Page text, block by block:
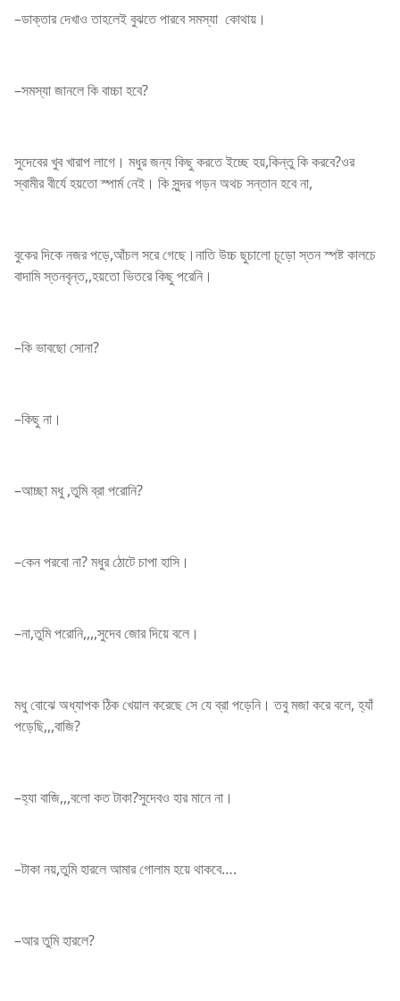
–ডাক্তার দেখাও তাহলেই বুঝতে পারবে সমস্যা কোথায়।
–সমস্যা জানলে কি বাচ্চা হবে?
সুদেবের খুব খারাপ লাগে। মধুর জন্য কিছু করতে ইচ্ছে হয়,কিন্তু কি করবে?ওর
স্বামীর বীর্যে হয়তো স্পার্ম নেই। কি সুন্দর গড়ন অথচ সন্তান হবে না,
বুকের দিকে নজর পড়ে,আঁচল সরে গেছে।নাতি উচ্চ ছুচালো চূড়ো স্তন স্পষ্ট কালচে
বাদামি স্তনবৃন্ত,,হয়তো ভিতরে কিছু পরেনি।
–কি ভাবছো সোনা?
–কিছু না।
–আচ্ছা মধু ,তুমি ব্রা পরোনি?
–কেন পরবো না? মধুর ঠোটে চাপা হাসি।
–না,তুমি পরোনি,,,,সুদেব জোর দিয়ে বলে।
মধু বোঝে অধ্যাপক ঠিক খেয়াল করেছে সে যে ব্রা পড়েনি। তবু মজা করে বলে, হ্যাঁ
পড়েছি,,,বাজি?
–হ্যা বাজি,,,বলো কত টাকা?সুদেবও হার মানে না।
–টাকা নয়,তুমি হারলে আমার গোলাম হয়ে থাকবে….
–আর তুমি হারলে?